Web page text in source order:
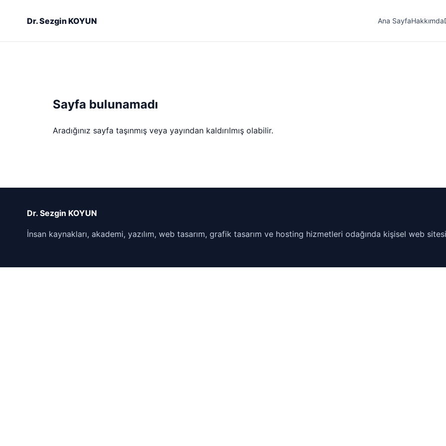
Dr. Sezgin KOYUN Ana SayfaHakkımda
Sayfa bulunamadı
Aradığınız sayfa taşınmış veya yayından kaldırılmış olabilir.
Dr. Sezgin KOYUN
İnsan kaynakları, akademi, yazılım, web tasarım, grafik tasarım ve hosting hizmetleri odağında kişisel web